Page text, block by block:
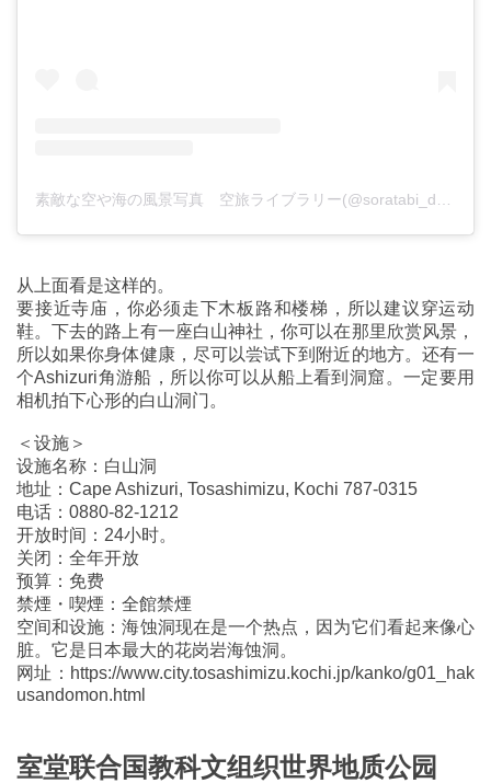
从上面看是这样的。
要接近寺庙，你必须走下木板路和楼梯，所以建议穿运动
鞋。下去的路上有一座白山神社，你可以在那里欣赏风景，
所以如果你身体健康，尽可以尝试下到附近的地方。还有一
个Ashizuri角游船，所以你可以从船上看到洞窟。一定要用
相机拍下心形的白山洞门。
＜设施＞
设施名称：白山洞
地址：Cape Ashizuri, Tosashimizu, Kochi 787-0315
电话：0880-82-1212
开放时间：24小时。
关闭：全年开放
预算：免费
禁煙・喫煙：全館禁煙
空间和设施：海蚀洞现在是一个热点，因为它们看起来像心
脏。它是日本最大的花岗岩海蚀洞。
网址：https://www.city.tosashimizu.kochi.jp/kanko/g01_hak
usandomon.html
室堂联合国教科文组织世界地质公园